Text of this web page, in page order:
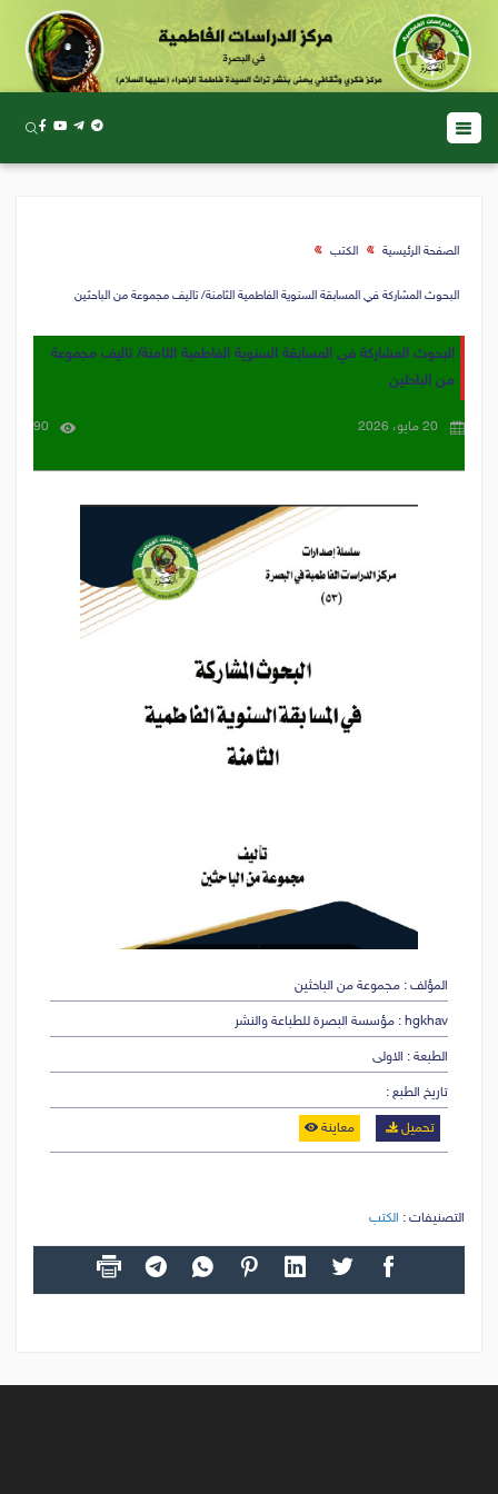
الصفحة الرئيسية الكتب
البحوث المشاركة في المسابقة السنوية الفاطمية الثامنة/ تاليف مجموعة من الباحثين
البحوث المشاركة في المسابقة السنوية الفاطمية الثامنة/ تاليف مجموعة
من الباحثين
20 مايو، 2026 90
المؤلف : مجموعة من الباحثين
hgkhav : مؤسسة البصرة للطباعة والنشر
الطبعة : الاولى
تاريخ الطبع :
تحميل معاينة
التصنيفات : الكتب